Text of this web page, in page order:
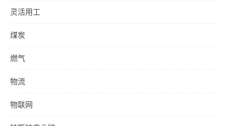
灵活用工
煤炭
燃气
物流
物联网